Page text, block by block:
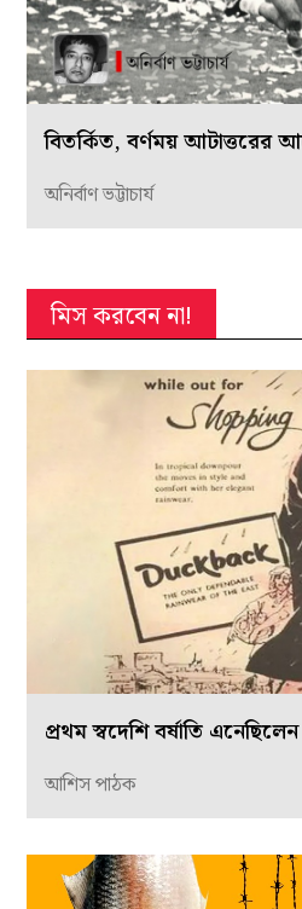
বিতর্কিত, বর্ণময় আটাত্তরের
অনির্বাণ ভট্টাচার্য
মিস করবেন না!
প্রথম স্বদেশি বর্ষাতি
আশিস পাঠক